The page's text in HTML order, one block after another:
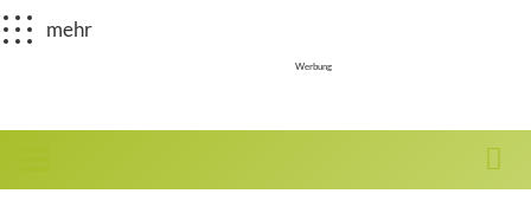
mehr
Werbung